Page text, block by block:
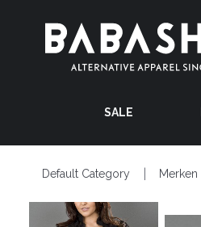
SALE
Default Category Merken